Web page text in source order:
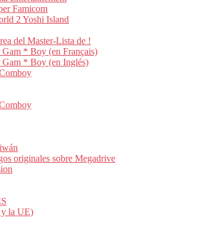
Famicom
2 Yoshi Island
del Master-Lista de !
Gam * Boy (en Français)
Gam * Boy (en Inglés)
originales sobre Megadrive
la UE)